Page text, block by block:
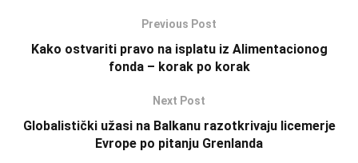
Previous Post
Kako ostvariti pravo na isplatu iz Alimentacionog
fonda – korak po korak
Next Post
Globalistički užasi na Balkanu razotkrivaju licemerje
Evrope po pitanju Grenlanda